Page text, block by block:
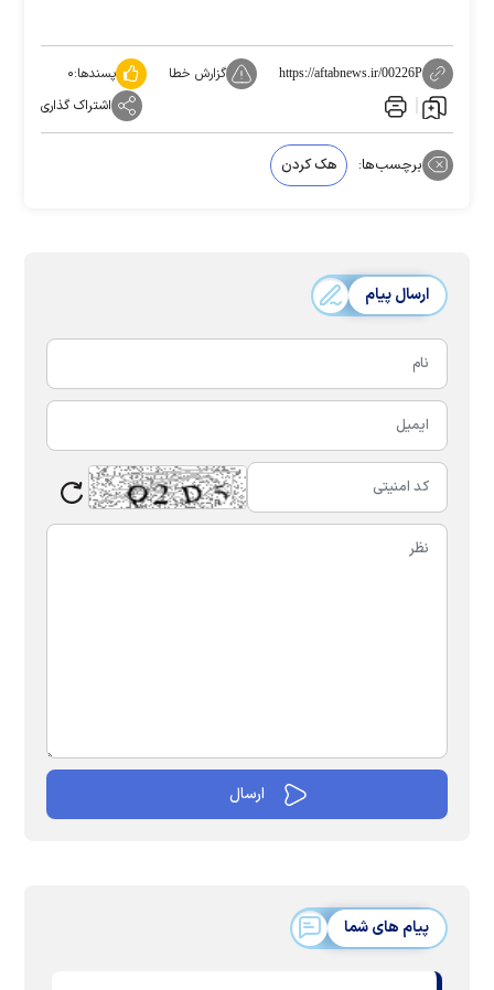
https://aftabnews.ir/00226P گزارش خطا پسندها:۰
اشتراک گذاری
برچسب‌ها: هک کردن
ارسال پیام
پیام های شما